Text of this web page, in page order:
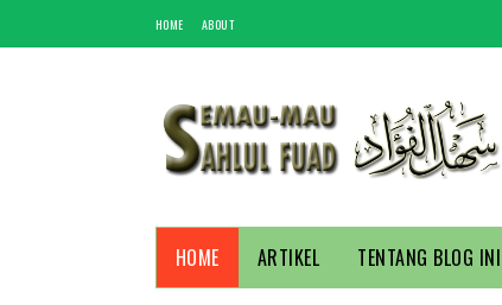
HOME ABOUT
HOME ARTIKEL TENTANG BLOG INI